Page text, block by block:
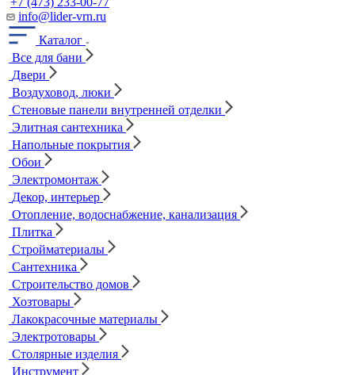
info@lider-vrn.ru
Каталог
Все для бани
Двери
Воздуховод, люки
Стеновые панели внутренней отделки
Элитная сантехника
Напольные покрытия
Обои
Электромонтаж
Декор, интерьер
Отопление, водоснабжение, канализация
Плитка
Стройматериалы
Сантехника
Строительство домов
Хозтовары
Лакокрасочные материалы
Электротовары
Столярные изделия
Инструмент